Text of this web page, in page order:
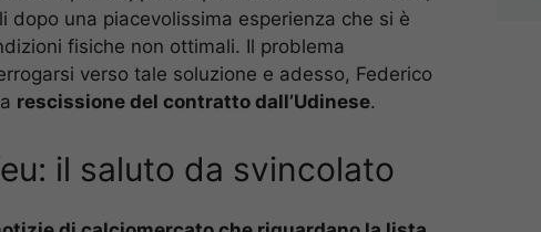
dopo una piacevolissima esperienza che si è
fisiche non ottimali. Il problema
verso tale soluzione e adesso, Federico
rescissione del contratto dall’Udinese.
il saluto da svincolato